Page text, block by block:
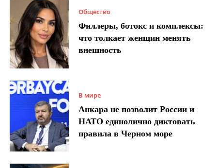
Общество
Филлеры, ботокс и комплексы:
что толкает женщин менять
внешность
В мире
Анкара не позволит России и
НАТО единолично диктовать
правила в Черном море